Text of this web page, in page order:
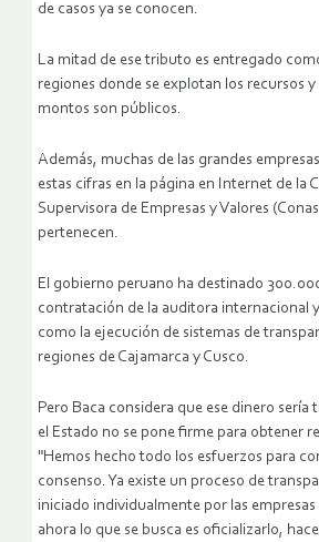
de casos ya se conocen.
La mitad de ese tributo es entregado
regiones donde se explotan los recursos y
montos son públicos.
Además, muchas de las grandes
estas cifras en la página en Internet de la
Supervisora de Empresas y Valores
pertenecen.
El gobierno peruano ha destinado
contratación de la auditora internacional
como la ejecución de sistemas de
regiones de Cajamarca y Cusco.
Pero Baca considera que ese dinero sería
el Estado no se pone firme para obtener
"Hemos hecho todo los esfuerzos para
consenso. Ya existe un proceso de
iniciado individualmente por las
ahora lo que se busca es oficializarlo,